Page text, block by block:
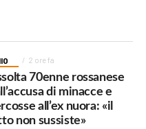
2 ore fa
70enne rossanese
di minacce e
all’ex nuora: «il
non sussiste»